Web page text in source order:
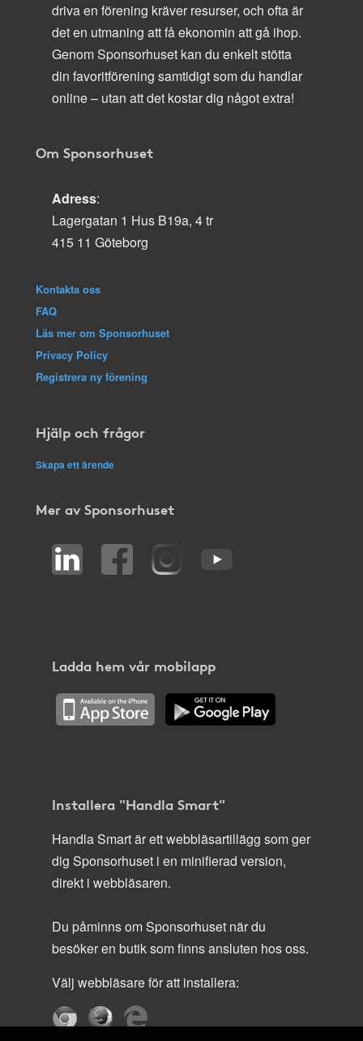
driva en förening kräver resurser, och ofta är
det en utmaning att få ekonomin att gå ihop.
Genom Sponsorhuset kan du enkelt stötta
din favoritförening samtidigt som du handlar
online – utan att det kostar dig något extra!
Om Sponsorhuset
Adress:
Lagergatan 1 Hus B19a, 4 tr
415 11 Göteborg
Kontakta oss
FAQ
Läs mer om Sponsorhuset
Privacy Policy
Registrera ny förening
Hjälp och frågor
Skapa ett ärende
Mer av Sponsorhuset
Ladda hem vår mobilapp
Installera "Handla Smart"
Handla Smart är ett webbläsartillägg som ger
dig Sponsorhuset i en minifierad version,
direkt i webbläsaren.
Du påminns om Sponsorhuset när du
besöker en butik som finns ansluten hos oss.
Välj webbläsare för att installera: